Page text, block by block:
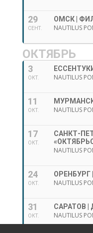
29
СЕНТ.
ОМСК |
NAUTILUS
ОКТЯБРЬ
3
ОКТ. NAUTILUS
11
ОКТ. NAUTILUS
17
ОКТ.
САНКТ-
NAUTILUS
24
ОКТ.
ОРЕНБУРГ
NAUTILUS
31
ОКТ.
САРАТОВ |
NAUTILUS